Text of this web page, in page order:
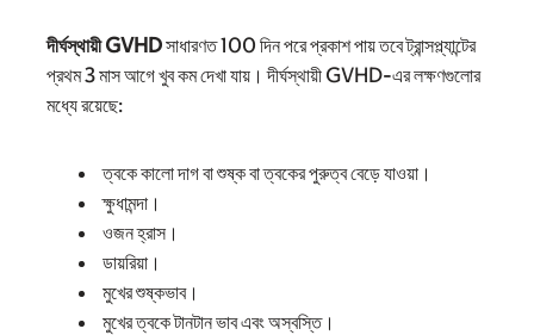
দীর্ঘস্থায়ী GVHDসাধারণত 100 দিন পরে প্রকাশ পায় তবে ট্রান্সপ্ল্যান্টের
প্রথম 3 মাস আগে খুব কম দেখা যায়। দীর্ঘস্থায়ী GVHD-এর লক্ষণগুলোর
মধ্যে রয়েছে:
ত্বকে কালো দাগ বা শুষ্ক বা ত্বকের পুরুত্ব বেড়ে যাওয়া।
ক্ষুধামন্দা।
ওজন হ্রাস।
ডায়রিয়া।
মুখের শুষ্কভাব।
মুখের ত্বকে টানটান ভাব এবং অস্বস্তি।